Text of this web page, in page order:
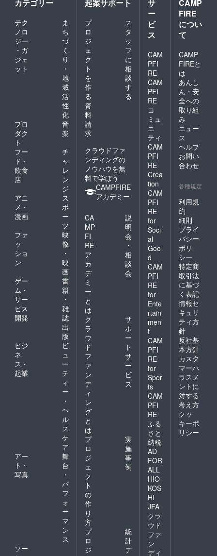
カテゴリー
テク
ノロ
ジー
・ガ
ジェ
ット
ま
ち
づ
く
り
・
地
域
活
性
化
プロ
ダク
ト
音
楽
フー
ド・
飲食
店
チ
ャ
レ
ン
ジ
アニ
メ・
漫画
ス
ポ
ー
ツ
ファ
ッ
ショ
ン
映
像
・
映
画
ゲー
ム・
サー
ビス
開発
書
籍
・
雑
誌
出
版
ビジ
ネ
ス・
起業
ビ
ュ
ー
テ
ィ
ー
・
ヘ
ル
ス
ケ
ア
アー
ト・
写真
舞
台
・
パ
フ
ォ
ー
マ
ン
ス
ソー
起案サポート
プ
ロ
ジ
ェ
ク
ト
を
作
る
ス
タ
ッ
フ
に
相
談
す
る
資
料
請
求
クラウドファ
ンディングの
ノウハウを無
料で学ぼう
CAMPFIRE
アカデミー
CA
MP
FI
RE
ア
カ
デ
ミ
ー
と
は
説
明
会
・
相
談
会
ク
ラ
ウ
ド
フ
ァ
ン
デ
ィ
ン
グ
と
は
サ
ポ
ー
ト
サ
ー
ビ
ス
プ
ロ
ジ
ェ
ク
ト
の
作
り
方
実
施
事
例
プ
ロ
ジ
統
計
デ
サ
ー
ビ
ス
CAM
PFI
RE
CAM
PFI
RE
コ
ミュ
ニ
ティ
CAM
PFI
RE
Crea
tion
CAM
PFI
RE
for
Soci
al
Goo
d
CAM
PFI
RE
for
Ente
rtain
men
t
CAM
PFI
RE
for
Spor
ts
CAM
PFI
RE
ふる
さと
納税
AD
FOR
ALL
HIO
KOS
HI
JFA
クラ
ウド
ファ
ン
ディ
CAMP
FIRE
につい
て
CAMP
FIREと
は
あんし
ん・安
全への
取り組
み
ニュー
ス
ヘルプ
お問い
合わせ
各種規定
利用規
約
細則
プライ
バシー
ポリ
シー
特定商
取引法
に基づ
く表記
情報セ
キュリ
ティ方
針
反社基
本方針
カスタ
マーハ
ラスメ
ントに
対する
考え方
クッ
キーポ
リシー